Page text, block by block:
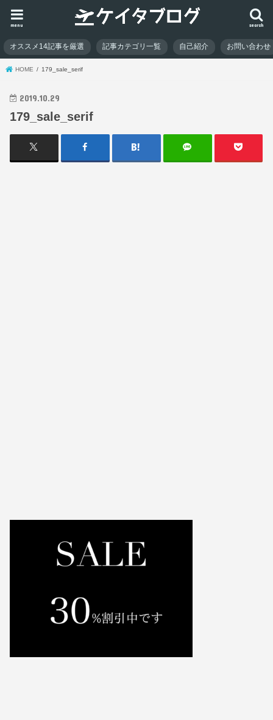
search
menu
オススメ14記事を厳選 記事カテゴリ一覧 自己紹介 お問い合わせ
HOME 179_sale_serif
2019.10.29
179_sale_serif